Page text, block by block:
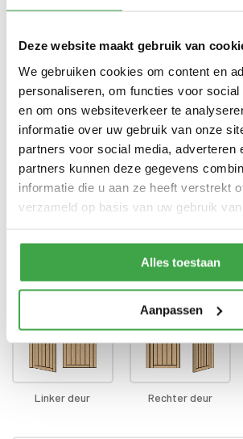
Deze website maakt gebruik van
We gebruiken cookies om content en
personaliseren, om functies voor social
en om ons websiteverkeer te
informatie over uw gebruik van onze
partners voor social media, adverteren
partners kunnen deze gegevens
informatie die u aan ze heeft verstrekt
verzameld op basis van uw gebruik
Alles toestaan
Aanpassen
Dakbedekking
Dubbele
voorzien
Doorloophoogte deur 188 cm
Bevestigingsmaterialen
Alle
zijn
Transport
Gratis
Nederland
Linker deur Rechter deur